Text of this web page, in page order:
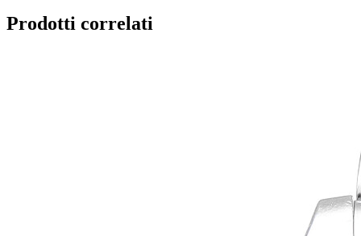
Prodotti correlati